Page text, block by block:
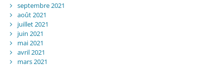
septembre 2021
août 2021
juillet 2021
juin 2021
mai 2021
avril 2021
mars 2021